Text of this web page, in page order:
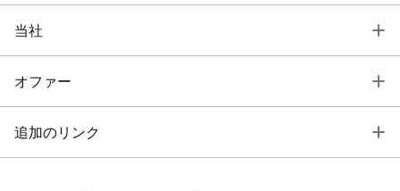
当社
オファー
追加のリンク